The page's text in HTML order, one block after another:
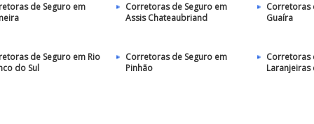
de Seguro em
Corretoras de Seguro em
Assis Chateaubriand
Corretoras
Guaíra
de Seguro em Rio
do Sul
Corretoras de Seguro em
Pinhão
Corretoras
Laranjeiras